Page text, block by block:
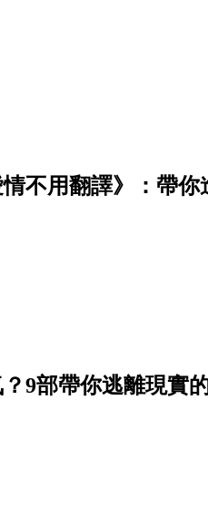
不用翻譯》：帶
9部帶你逃離現實